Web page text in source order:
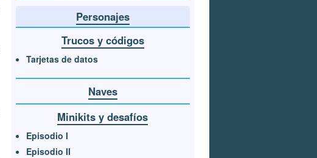
Personajes
Trucos y códigos
Tarjetas de datos
Naves
Minikits y desafíos
Episodio I
Episodio II